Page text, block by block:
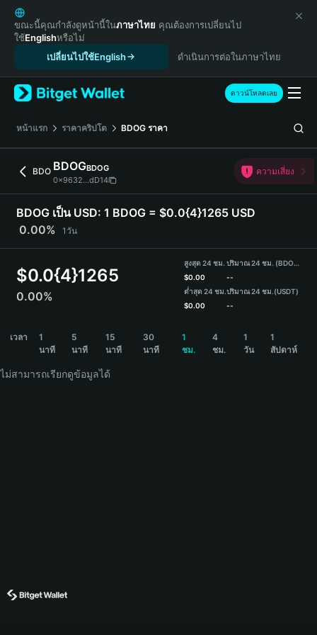
English
日本語
Tiếng Việt
Español (Latinoamérica)
Türkçe
Français
Deutsch
繁體中文
Português (Portugal)
Bahasa Indonesia
ภาษาไทย
हिन्दी
Español
Português (Brasil)
ขณะนี้คุณกำลังดูหน้านี้ในภาษาไทย คุณต้องการเปลี่ยนไป
ใช้Englishหรือไม่
เปลี่ยนไปใช้English
ดำเนินการต่อในภาษาไทย
ดาวน์โหลดเลย
หน้าแรก ราคาคริปโต BDOG ราคา
BDO BDOGBDOG
0x9632...dD14
ความเสี่ยง
BDOG เป็น USD: 1 BDOG = $0.0{4}1265 USD
0.00%
1วัน
$0.0{4}1265
0.00%
สูงสุด 24 ชม.
$0.00
ต่ำสุด 24 ชม.
$0.00
ปริมาณ 24 ชม. (BDOG)
--
ปริมาณ 24 ชม.(USDT)
--
เวลา
1
นาที
5
นาที
15
นาที
30
นาที
1
ชม.
4
ชม.
1
วัน
1
สัปดาห์
ไม่สามารถเรียกดูข้อมูลได้